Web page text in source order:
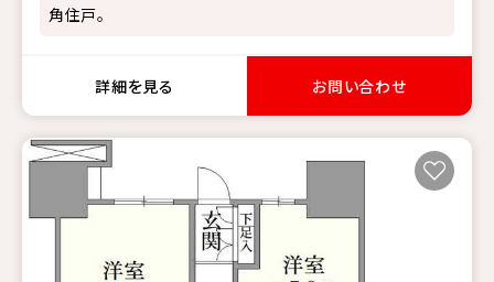
角住戸。
詳細を見る お問い合わせ